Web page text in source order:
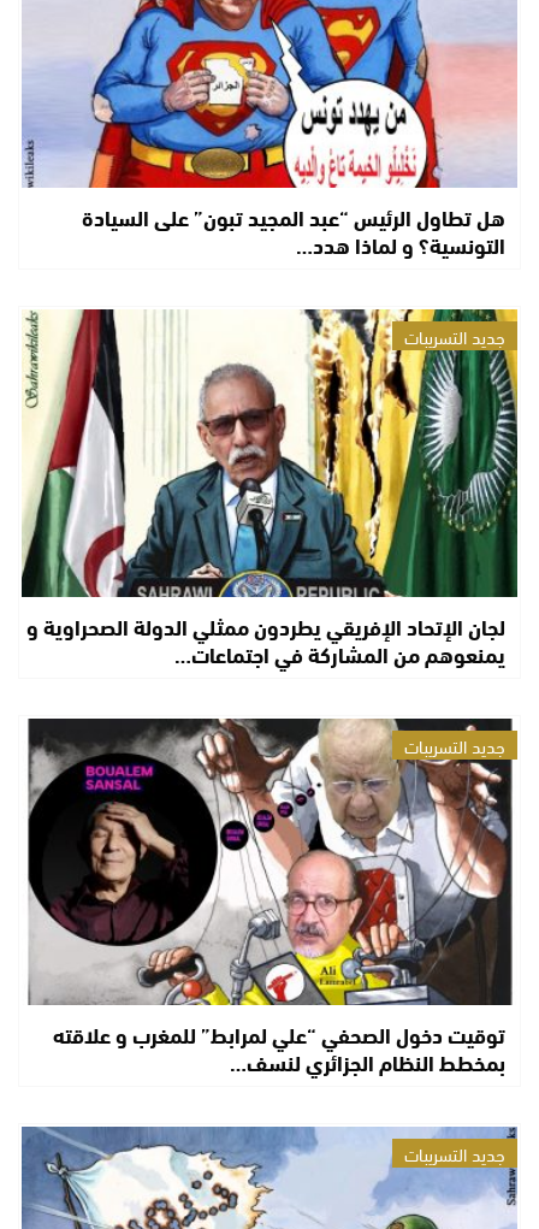
هل تطاول الرئيس “عبد المجيد تبون” على السيادة
التونسية؟ و لماذا هدد…
جديد التسريبات
لجان الإتحاد الإفريقي يطردون ممثلي الدولة الصحراوية و
يمنعوهم من المشاركة في اجتماعات…
جديد التسريبات
توقيت دخول الصحفي “علي لمرابط” للمغرب و علاقته
بمخطط النظام الجزائري لنسف…
جديد التسريبات